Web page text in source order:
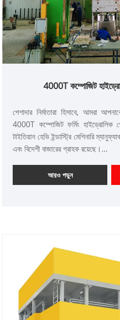
4000T কম্পোজিট
পেশাদার নির্মাতারা হিসাবে, আমরা
4000T কম্পোজিট ফর্মিং হাইড্রোলিক
টাইতিয়ান হেভি ইন্ডাস্ট্রি মেশিনারি
এবং বিদেশী বাজারের গ্রাহক রয়েছে।
পেমেন্ট: T/T, L/C
পণ্যের উত্স: চীন
আরও পড়ুন